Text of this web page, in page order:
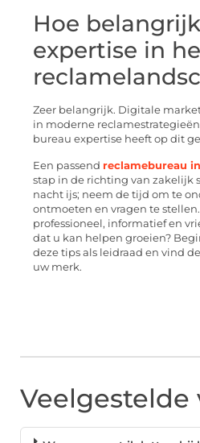
Hoe
expertise in
Zeer belangrijk. Digitale
in moderne
bureau expertise heeft op dit
Een passend reclamebureau
stap in de richting van zakelijk
nacht ijs; neem de tijd om te
ontmoeten en vragen te
professioneel, informatief en
dat u kan helpen groeien?
deze tips als leidraad en vind
uw merk.
Veelgestelde